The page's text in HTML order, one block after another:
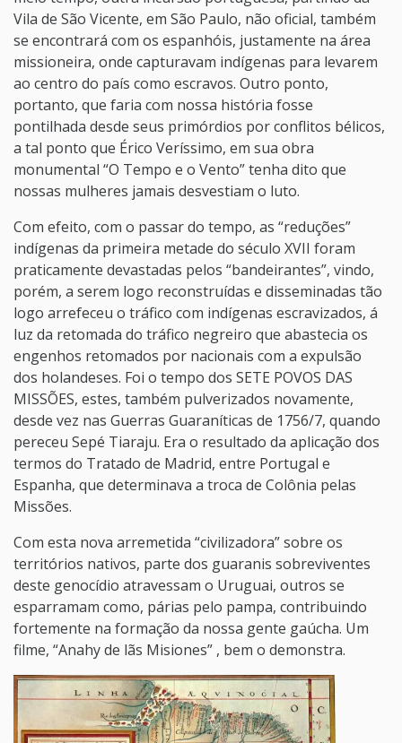
Vila de São Vicente, em São Paulo, não oficial, também
se encontrará com os espanhóis, justamente na área
missioneira, onde capturavam indígenas para levarem
ao centro do país como escravos. Outro ponto,
portanto, que faria com nossa história fosse
pontilhada desde seus primórdios por conflitos bélicos,
a tal ponto que Érico Veríssimo, em sua obra
monumental “O Tempo e o Vento” tenha dito que
nossas mulheres jamais desvestiam o luto.
Com efeito, com o passar do tempo, as “reduções”
indígenas da primeira metade do século XVII foram
praticamente devastadas pelos “bandeirantes”, vindo,
porém, a serem logo reconstruídas e disseminadas tão
logo arrefeceu o tráfico com indígenas escravizados, á
luz da retomada do tráfico negreiro que abastecia os
engenhos retomados por nacionais com a expulsão
dos holandeses. Foi o tempo dos SETE POVOS DAS
MISSÕES, estes, também pulverizados novamente,
desde vez nas Guerras Guaraníticas de 1756/7, quando
pereceu Sepé Tiaraju. Era o resultado da aplicação dos
termos do Tratado de Madrid, entre Portugal e
Espanha, que determinava a troca de Colônia pelas
Missões.
Com esta nova arremetida “civilizadora” sobre os
territórios nativos, parte dos guaranis sobreviventes
deste genocídio atravessam o Uruguai, outros se
esparramam como, párias pelo pampa, contribuindo
fortemente na formação da nossa gente gaúcha. Um
filme, “Anahy de lãs Misiones” , bem o demonstra.